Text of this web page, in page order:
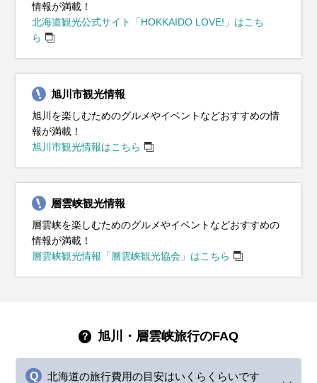
情報が満載！
北海道観光公式サイト「HOKKAIDO LOVE!」はこち
ら
旭川市観光情報
旭川を楽しむためのグルメやイベントなどおすすめの情
報が満載！
旭川市観光情報はこちら
層雲峡観光情報
層雲峡を楽しむためのグルメやイベントなどおすすめの
情報が満載！
層雲峡観光情報「層雲峡観光協会」はこちら
旭川・層雲峡旅行のFAQ
北海道の旅行費用の目安はいくらくらいです